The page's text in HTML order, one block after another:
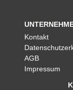
Kontakt
AGB
Impressum